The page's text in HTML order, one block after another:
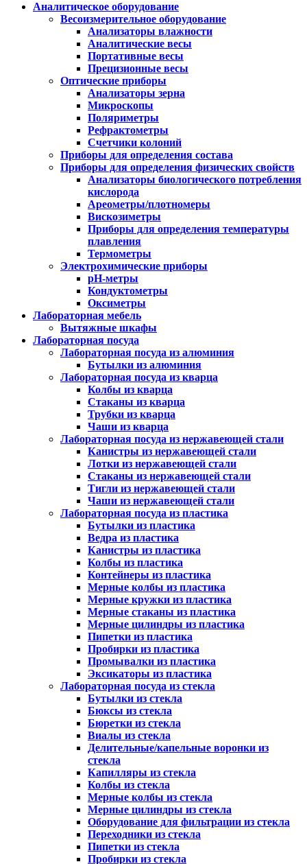
Аналитическое оборудование
Весоизмерительное оборудование
Анализаторы влажности
Аналитические весы
Портативные весы
Прецизионные весы
Оптические приборы
Анализаторы зерна
Микроскопы
Поляриметры
Рефрактометры
Счетчики колоний
Приборы для определения состава
Приборы для определения физических свойств
Анализаторы биологического потребления
кислорода
Ареометры/плотномеры
Вискозиметры
Приборы для определения температуры
плавления
Термометры
Электрохимические приборы
pH-метры
Кондуктометры
Оксиметры
Лабораторная мебель
Вытяжные шкафы
Лабораторная посуда
Лабораторная посуда из алюминия
Бутылки из алюминия
Лабораторная посуда из кварца
Колбы из кварца
Стаканы из кварца
Трубки из кварца
Чаши из кварца
Лабораторная посуда из нержавеющей стали
Канистры из нержавеющей стали
Лотки из нержавеющей стали
Стаканы из нержавеющей стали
Тигли из нержавеющей стали
Чаши из нержавеющей стали
Лабораторная посуда из пластика
Бутылки из пластика
Ведра из пластика
Канистры из пластика
Колбы из пластика
Контейнеры из пластика
Мерные колбы из пластика
Мерные кружки из пластика
Мерные стаканы из пластика
Мерные цилиндры из пластика
Пипетки из пластика
Пробирки из пластика
Промывалки из пластика
Эксикаторы из пластика
Лабораторная посуда из стекла
Бутылки из стекла
Бюксы из стекла
Бюретки из стекла
Виалы из стекла
Делительные/капельные воронки из
стекла
Капилляры из стекла
Колбы из стекла
Мерные колбы из стекла
Мерные цилиндры из стекла
Оборудование для фильтрации из стекла
Переходники из стекла
Пипетки из стекла
Пробирки из стекла